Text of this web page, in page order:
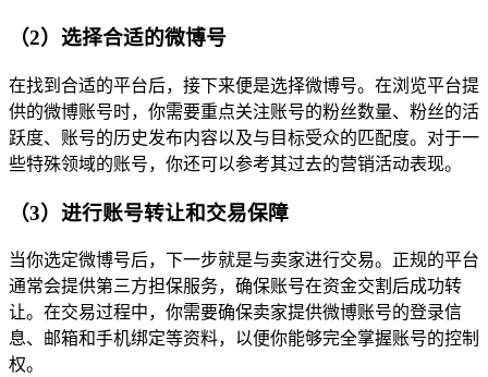
（2）选择合适的微博号
在找到合适的平台后，接下来便是选择微博号。在浏览平台提
供的微博账号时，你需要重点关注账号的粉丝数量、粉丝的活
跃度、账号的历史发布内容以及与目标受众的匹配度。对于一
些特殊领域的账号，你还可以参考其过去的营销活动表现。
（3）进行账号转让和交易保障
当你选定微博号后，下一步就是与卖家进行交易。正规的平台
通常会提供第三方担保服务，确保账号在资金交割后成功转
让。在交易过程中，你需要确保卖家提供微博账号的登录信
息、邮箱和手机绑定等资料，以便你能够完全掌握账号的控制
权。